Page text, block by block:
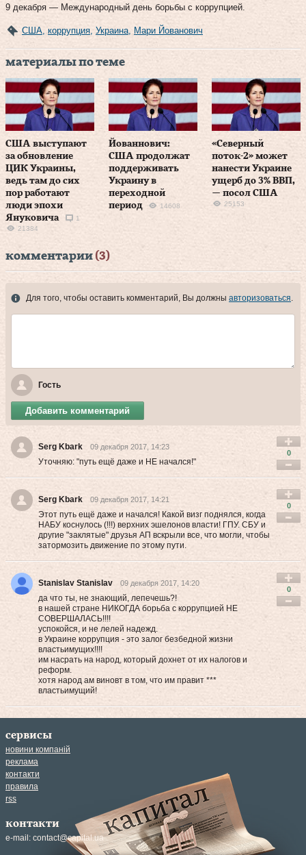
9 декабря — Международный день борьбы с коррупцией.
США коррупция Украина Мари Йованович
материалы по теме
США выступают
за обновление
ЦИК Украины,
ведь там до сих
пор работают
люди эпохи
Януковича
1
21384
Йованнович:
США продолжат
поддерживать
Украину в
переходной
период
14608
«Северный
поток-2» может
нанести Украине
ущерб до 3% ВВП,
— посол США
25153
комментарии (3)
Для того, чтобы оставить комментарий, Вы должны авторизоваться.
Гость
Добавить комментарий
Serg Kbark 09 декабря 2017, 14:23
Уточняю: "путь ещё даже и НЕ начался!"
0
Serg Kbark 09 декабря 2017, 14:21
Этот путь ещё даже и начался! Какой визг поднялся, когда
НАБУ коснулось (!!!) верхних эшелонов власти! ГПУ. СБУ и
другие "заклятые" друзья АП вскрыли все, что могли, чтобы
затормозить движение по этому пути.
0
Stanislav Stanislav 09 декабря 2017, 14:20
да что ты, не знающий, лепечешь?!
в нашей стране НИКОГДА борьба с коррупцией НЕ
СОВЕРШАЛАСЬ!!!!
успокойся, и не лелей надежд.
в Украине коррупция - это залог безбедной жизни
властьимущих!!!!
им насрать на народ, который дохнет от их налогов и
реформ.
хотя народ ам виновт в том, что им правит ***
властьимущий!
0
сервисы
новини компаній
реклама
контакти
правила
rss
контакти
e-mail: contact@capital.ua